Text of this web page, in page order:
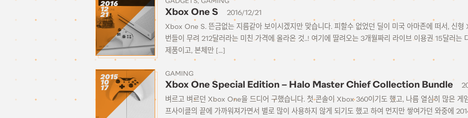
2016
12
21 Xbox One S
2016/12/21
Xbox One S. 뜬금없는 지름같아 보이시겠지만 맞습니다. 피할수 없었던 딜이 미국 아마존에 떠서, 신
번들이 무려 212달러라는 미친 가격에 올라온 것..! 여기에 딸려오는 3개월짜리 라이브 이용권 15달러는
제품이고, 본체만 […]
2015
10
17
GAMING
Xbox One Special Edition – Halo Master Chief Collection Bundle
벼르고 벼르던 Xbox One을 드디어 구했습니다. 첫 콘솔이 Xbox 360이기도 했고, 나름 열심히 많은 게
프사이클의 끝에 가까워져가면서 별로 많이 사용하지 않게 되기도 했고 하여 먼지만 쌓여가던 와중에